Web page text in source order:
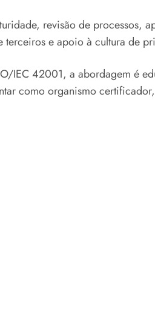
revisão de processos,
e apoio à cultura de
IEC 42001, a abordagem é
como organismo